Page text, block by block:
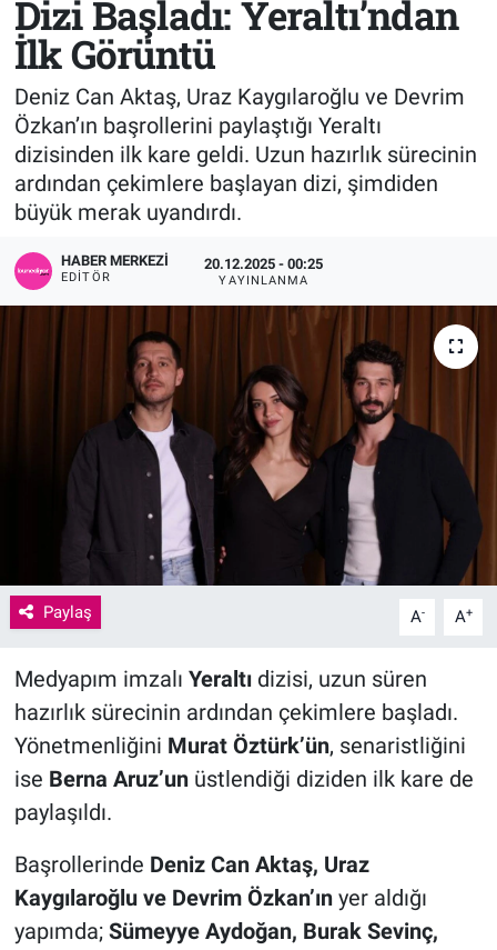
Dizi Başladı: Yeraltı’ndan
İlk Görüntü
Deniz Can Aktaş, Uraz Kaygılaroğlu ve Devrim
Özkan’ın başrollerini paylaştığı Yeraltı
dizisinden ilk kare geldi. Uzun hazırlık sürecinin
ardından çekimlere başlayan dizi, şimdiden
büyük merak uyandırdı.
HABER MERKEZI
EDITÖR
20.12.2025 - 00:25
YAYINLANMA
Paylaş A- A+
Medyapım imzalı Yeraltıdizisi, uzun süren
hazırlık sürecinin ardından çekimlere başladı.
Yönetmenliğini Murat Öztürk’ün, senaristliğini
ise Berna Aruz’unüstlendiği diziden ilk kare de
paylaşıldı.
Başrollerinde Deniz Can Aktaş, Uraz
Kaygılaroğlu ve Devrim Özkan’ınyer aldığı
yapımda; Sümeyye Aydoğan, Burak Sevinç,
Sağlık
Spor
Teknoloji
Tv Medya
KÜLTÜR SANAT